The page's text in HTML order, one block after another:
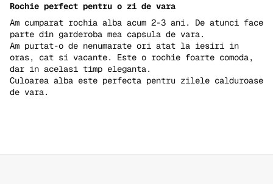
Rochie perfect pentru o zi de vara
Am cumparat rochia alba acum 2-3 ani. De atunci face
parte din garderoba mea capsula de vara.
Am purtat-o de nenumarate ori atat la iesiri in
oras, cat si vacante. Este o rochie foarte comoda,
dar in acelasi timp eleganta.
Culoarea alba este perfecta pentru zilele calduroase
de vara.